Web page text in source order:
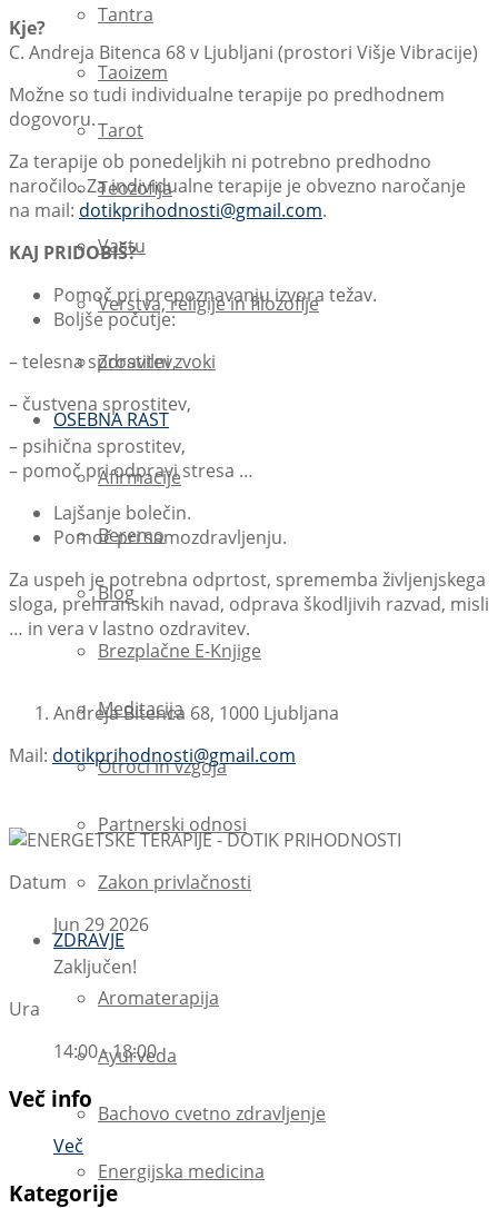
Tantra
Taoizem
Tarot
Teozofija
Vastu
Verstva, religije in filozofije
Zdravilni zvoki
OSEBNA RAST
Afirmacije
Beremo
Blog
Brezplačne E-Knjige
Meditacija
Otroci in vzgoja
Partnerski odnosi
Zakon privlačnosti
ZDRAVJE
Aromaterapija
Ayurveda
Bachovo cvetno zdravljenje
Energijska medicina
Kje?
C. Andreja Bitenca 68 v Ljubljani (prostori Višje Vibracije)
Možne so tudi individualne terapije po predhodnem
dogovoru.
Za terapije ob ponedeljkih ni potrebno predhodno
naročilo. Za individualne terapije je obvezno naročanje
na mail: dotikprihodnosti@gmail.com.
KAJ PRIDOBIŠ?
Pomoč pri prepoznavanju izvora težav.
Boljše počutje:
– telesna sprostitev,
– čustvena sprostitev,
– psihična sprostitev,
– pomoč pri odpravi stresa …
Lajšanje bolečin.
Pomoč pri samozdravljenju.
Za uspeh je potrebna odprtost, sprememba življenjskega
sloga, prehranskih navad, odprava škodljivih razvad, misli
… in vera v lastno ozdravitev.
Andreja Bitenca 68, 1000 Ljubljana
Mail: dotikprihodnosti@gmail.com
Datum
Jun 29 2026
Zaključen!
Ura
14:00 - 18:00
Več info
Več
Kategorije